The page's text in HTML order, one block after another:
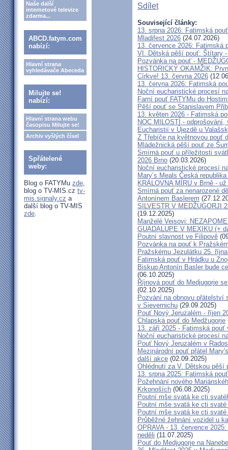
Naše další
internetové televize
zdarma...
ABCD.fatym.com
nabízí:
Hlavní strana
vyhledávače Abeceda
Milujte se!
nabízí:
Hlavní strana webu
časopisu Milujte se!
Archiv vyšlých čísel
Spřátelené
weby:
Blog o FATYMu zde,
blog o TV-MIS.cz tv-
mis.signaly.cz a
další blog o TV-MIS
zde.
Sdílet
Související články:
13. srpna 2026: Fatimská
Mladifest 2026 (24.07.2026)
13. července 2026: Fatimská
VI. Dětská pěší pouť: Štítary
Pozvánka na pouť -
HISTORICKÝ OKAMŽIK:
Církve! 13. června 2026
13. června 2026: Fatimská
Noční eucharistické procesí
Farní pouť FATYMu do
Pěší pouť se Stanislavem
13. květen 2026 - Fatimská
NOC MILOSTÍ -
Eucharistií v Újezdě u
Z Třebíče na květnovou pouť
Mládežnická pěší pouť ze
Smírná pouť u příležitosti
2026 Brno (20.03.2026)
Noční eucharistické procesí
Mary’s Meals Česká
KRÁLOVNA MÍRU v Brně -
Smírná pouť za nenarozené
Antonínem Baslerem
SILVESTR V MEDŽUGORJI
(19.12.2025)
Manželé Veisovi:
GUADALUPE V MEXIKU (+
Poutní slavnost ve Filipově
Pozvánka na pouť k
Pražskému Jezulátku 25.
Fatimská pouť v Hrádku u
Biskup Antonín Basler bude
(06.10.2025)
Říjnová pouť do Medjugorje
(02.10.2025)
Pozvání na obnovu přátelství
v Sievernichu (29.09.2025)
Pouť Nový Jeruzalém - říjen
Chlapská pouť do Medžugorje
13. září 2025 - Fatimská pouť
Noční eucharistické procesí
Pouť Nový Jeruzalém v
Mezinárodní pouť přátel
další akce (02.09.2025)
Ohlédnutí za V. Dětskou pěší
13. srpna 2025: Fatimská
Požehnání nového
Krkonoších (06.08.2025)
Poutní mše svatá ke cti
Poutní mše svatá ke cti
Poutní mše svatá ke cti
Průběžné žehnání vozidel u
OPRAVA - 13. července
neděli (11.07.2025)
Pouť do Medjugorje na